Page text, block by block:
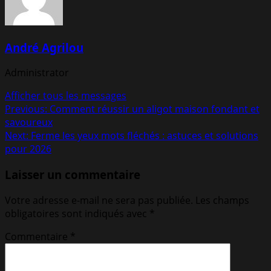
André Agrilou
Administrator
Afficher tous les messages
Post
navigation
Previous: Comment réussir un aligot maison fondant et
savoureux
Next: Ferme les yeux mots fléchés : astuces et solutions
pour 2026
Laisser un commentaire
Votre adresse e-mail ne sera pas publiée. Les champs
obligatoires sont indiqués avec *
Commentaire *